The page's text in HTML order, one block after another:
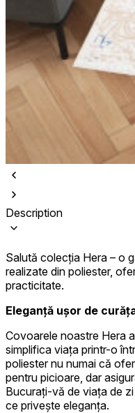
Description
Salută colecția Hera – o
realizate din poliester,
practicitate.
Eleganță ușor de
Covoarele noastre Hera
simplifica viața printr-o
poliester nu numai că
pentru picioare, dar
Bucurați-vă de viața de
ce privește eleganța.